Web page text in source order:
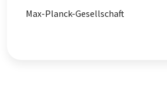
Max-Planck-Gesellschaft